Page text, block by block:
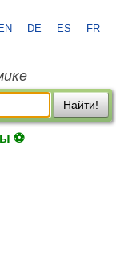
EN DE ES FR
Найти!
⚽